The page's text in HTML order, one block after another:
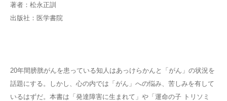
著者：松永正訓
出版社：医学書院
20年間膀胱がんを患っている知人はあっけらかんと「がん」の状況を
話題にする。しかし、心の内では「がん」への悩み、苦しみを有して
いるはずだ。本書は「発達障害に生まれて」や「運命の子 トリソミ